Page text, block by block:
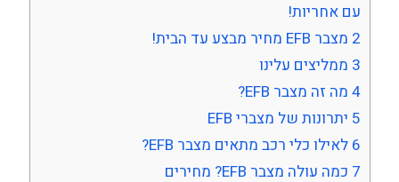
עם אחריות!
2 מצבר EFB מחיר מבצע עד הבית!
3 ממליצים עלינו
4 מה זה מצבר EFB?
5 יתרונות של מצברי EFB
6 לאילו כלי רכב מתאים מצבר EFB?
7 כמה עולה מצבר EFB? מחירים